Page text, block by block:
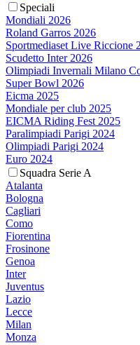
Speciali
Mondiali 2026
Roland Garros 2026
Sportmediaset Live Riccione
Scudetto Inter 2026
Olimpiadi Invernali Milano
Super Bowl 2026
Eicma 2025
Mondiale per club 2025
EICMA Riding Fest 2025
Paralimpiadi Parigi 2024
Olimpiadi Parigi 2024
Euro 2024
Squadra Serie A
Atalanta
Bologna
Cagliari
Como
Fiorentina
Frosinone
Genoa
Inter
Juventus
Lazio
Lecce
Milan
Monza